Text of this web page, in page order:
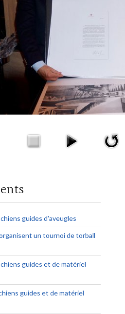
guides d'aveugles
un tournoi de torball
guides et de matériel
guides et de matériel